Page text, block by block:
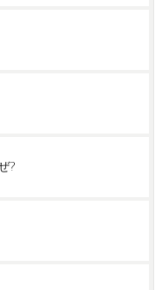
?